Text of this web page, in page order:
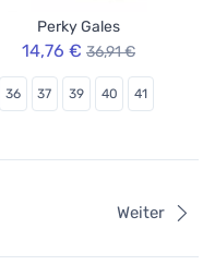
Perky Gales
14,76 € 36,91 €
36 37 39 40 41
Weiter